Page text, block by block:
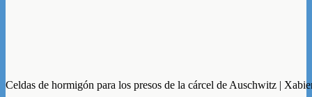
Celdas de hormigón para los presos de la cárcel de Auschwitz |